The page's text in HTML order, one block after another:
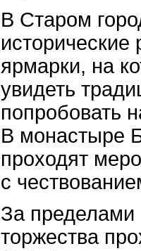
В Старом
исторические
ярмарки, на
увидеть
попробовать
В монастыре
проходят
с
За пределами
торжества